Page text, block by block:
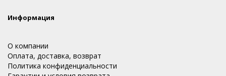
Информация
О компании
Оплата, доставка, возврат
Политика конфиденциальности